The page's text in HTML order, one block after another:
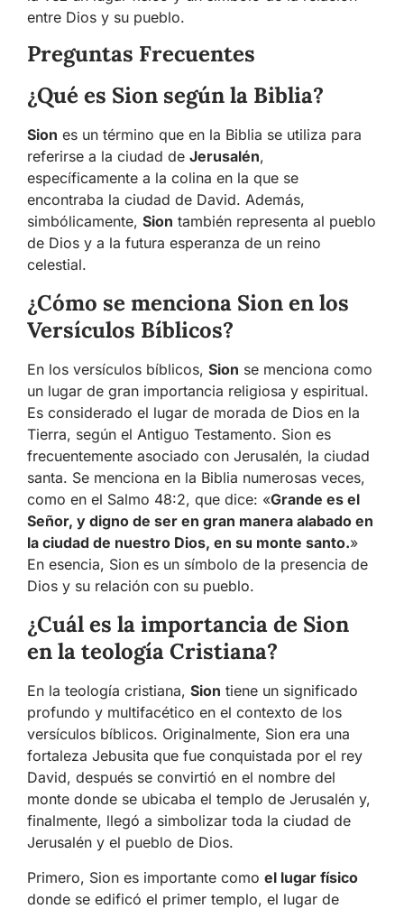
entre Dios y su pueblo.
Preguntas Frecuentes
¿Qué es Sion según la Biblia?
Sion es un término que en la Biblia se utiliza para
referirse a la ciudad de Jerusalén,
específicamente a la colina en la que se
encontraba la ciudad de David. Además,
simbólicamente, Sion también representa al pueblo
de Dios y a la futura esperanza de un reino
celestial.
¿Cómo se menciona Sion en los
Versículos Bíblicos?
En los versículos bíblicos, Sion se menciona como
un lugar de gran importancia religiosa y espiritual.
Es considerado el lugar de morada de Dios en la
Tierra, según el Antiguo Testamento. Sion es
frecuentemente asociado con Jerusalén, la ciudad
santa. Se menciona en la Biblia numerosas veces,
como en el Salmo 48:2, que dice: «Grande es el
Señor, y digno de ser en gran manera alabado en
la ciudad de nuestro Dios, en su monte santo.»
En esencia, Sion es un símbolo de la presencia de
Dios y su relación con su pueblo.
¿Cuál es la importancia de Sion
en la teología Cristiana?
En la teología cristiana, Sion tiene un significado
profundo y multifacético en el contexto de los
versículos bíblicos. Originalmente, Sion era una
fortaleza Jebusita que fue conquistada por el rey
David, después se convirtió en el nombre del
monte donde se ubicaba el templo de Jerusalén y,
finalmente, llegó a simbolizar toda la ciudad de
Jerusalén y el pueblo de Dios.
Primero, Sion es importante como el lugar físico
donde se edificó el primer templo, el lugar de